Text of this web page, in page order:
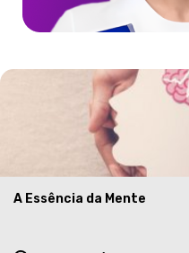
A Essência da Mente